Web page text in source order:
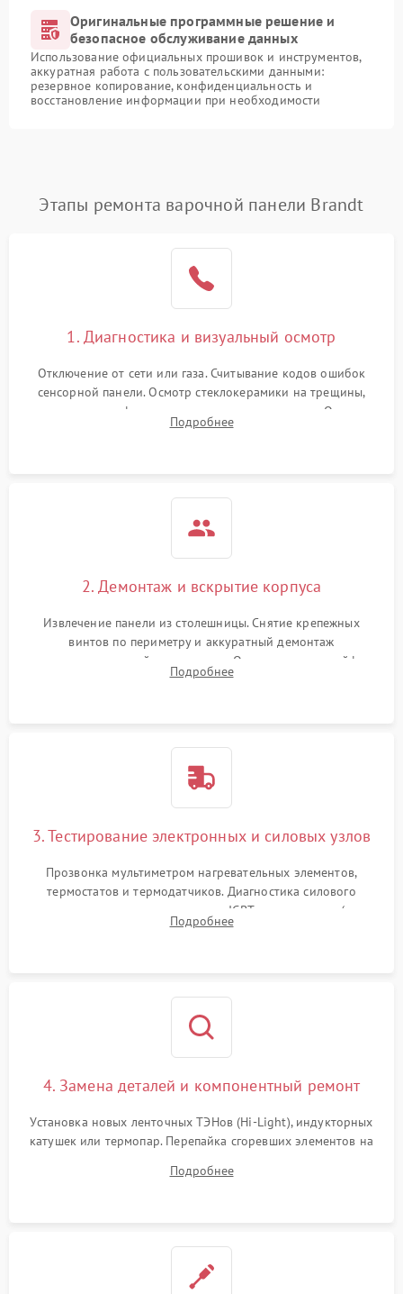
Оригинальные программные решение и
безопасное обслуживание данных
Использование официальных прошивок и инструментов,
аккуратная работа с пользовательскими данными:
резервное копирование, конфиденциальность и
восстановление информации при необходимости
Этапы ремонта варочной панели Brandt
1. Диагностика и визуальный осмотр
Отключение от сети или газа. Считывание кодов ошибок
сенсорной панели. Осмотр стеклокерамики на трещины,
проверка конфорок на равномерность нагрева. Опрос
клиента о симптомах (не включается, не видит посуду,
Подробнее
2. Демонтаж и вскрытие корпуса
Извлечение панели из столешницы. Снятие крепежных
винтов по периметру и аккуратный демонтаж
стеклокерамической поверхности. Отсоединение шлейфов
сенсорного блока для доступа к силовым платам, катушкам
Подробнее
3. Тестирование электронных и силовых узлов
Прозвонка мультиметром нагревательных элементов,
термостатов и термодатчиков. Диагностика силового
модуля, реле, диодных мостов и IGBT-транзисторов (для
индукции). Проверка кранов и газ-контроля (для газовых
Подробнее
4. Замена деталей и компонентный ремонт
Установка новых ленточных ТЭНов (Hi-Light), индукторных
катушек или термопар. Перепайка сгоревших элементов на
дорожек. Очистка контактов и замена поврежденной
Подробнее